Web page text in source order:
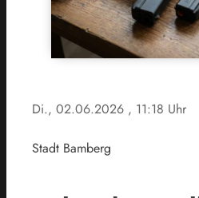
Di., 02.06.2026 , 11:18 Uhr
Stadt Bamberg